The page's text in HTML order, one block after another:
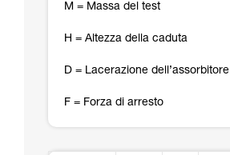
M = Massa del test
H = Altezza della caduta
D = Lacerazione dell’assorbitore
F = Forza di arresto